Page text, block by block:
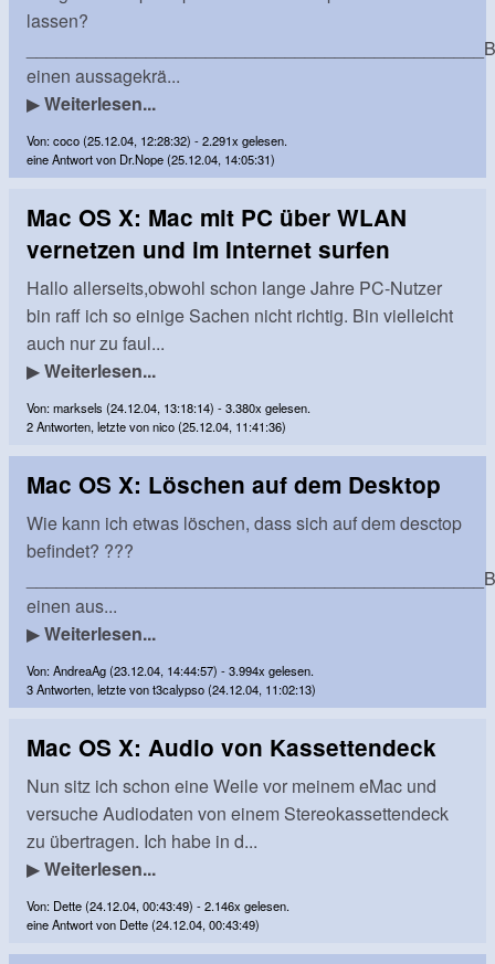
lassen?
einen aussagekrä...
▶Weiterlesen...
Von: coco (25.12.04, 12:28:32) - 2.291x gelesen.
eine Antwort von Dr.Nope (25.12.04, 14:05:31)
Mac OS X: Mac mit PC über WLAN
vernetzen und im Internet surfen
Hallo allerseits,obwohl schon lange Jahre PC-Nutzer
bin raff ich so einige Sachen nicht richtig. Bin vielleicht
auch nur zu faul...
▶Weiterlesen...
Von: marksels (24.12.04, 13:18:14) - 3.380x gelesen.
2 Antworten, letzte von nico (25.12.04, 11:41:36)
Mac OS X: Löschen auf dem Desktop
Wie kann ich etwas löschen, dass sich auf dem desctop
befindet? ???
einen aus...
▶Weiterlesen...
Von: AndreaAg (23.12.04, 14:44:57) - 3.994x gelesen.
3 Antworten, letzte von t3calypso (24.12.04, 11:02:13)
Mac OS X: Audio von Kassettendeck
Nun sitz ich schon eine Weile vor meinem eMac und
versuche Audiodaten von einem Stereokassettendeck
zu übertragen. Ich habe in d...
▶Weiterlesen...
Von: Dette (24.12.04, 00:43:49) - 2.146x gelesen.
eine Antwort von Dette (24.12.04, 00:43:49)